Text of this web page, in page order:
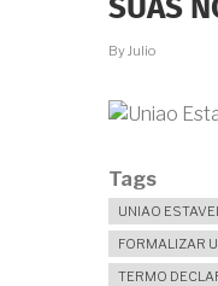
SUAS
By Julio
Tags
UNIAO ESTAVEL
FORMALIZAR
TERMO